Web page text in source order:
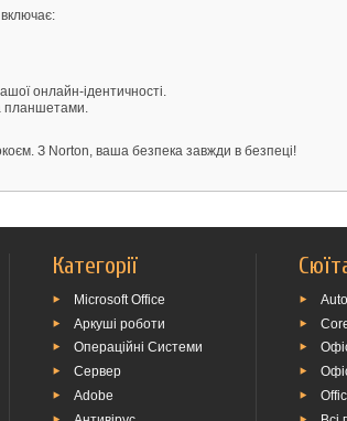
онлайн-ідентичності.
планшетами.
З Norton, ваша безпека завжди в безпеці!
Категорії
Microsoft Office
Аркуші роботи
Операційні Системи
Сервер
Adobe